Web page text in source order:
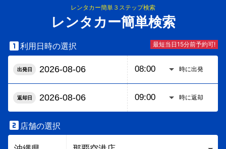
レンタカー簡単３ステップ検索
レンタカー簡単検索
最短当日15分前予約可!
利用日時の選択
出発日 時に出発
返却日 時に返却
 店舗の選択